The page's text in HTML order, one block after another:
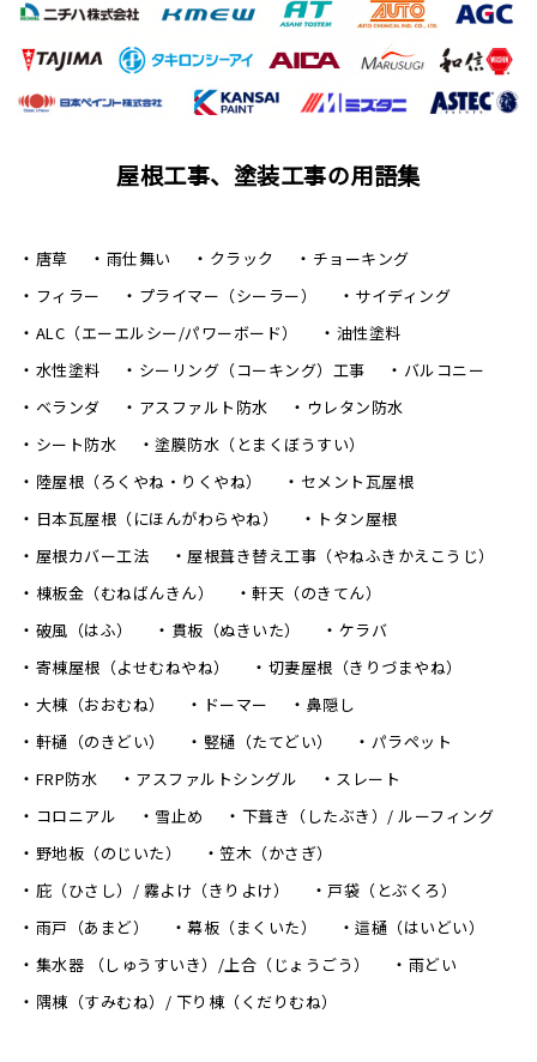
屋根工事、塗装工事の用語集
唐草 雨仕舞い クラック
チョーキング
フィラー
プライマー（シーラー）
サイディング
ALC（エーエルシー/パワーボード）
油性塗料
水性塗料
シーリング（コーキング）工事
バルコニー
ベランダ
アスファルト防水
ウレタン防水
シート防水
塗膜防水（とまくぼうすい）
陸屋根（ろくやね・りくやね）
セメント瓦屋根
日本瓦屋根（にほんがわらやね）
トタン屋根
屋根カバー工法
屋根葺き替え工事（やねふきかえこうじ）
棟板金（むねばんきん）
軒天（のきてん）
破風（はふ）
貫板（ぬきいた）
ケラバ
寄棟屋根（よせむねやね）
切妻屋根（きりづまやね）
大棟（おおむね）
ドーマー
鼻隠し
軒樋（のきどい）
竪樋（たてどい）
パラペット
FRP防水
アスファルトシングル
スレート
コロニアル
雪止め
下葺き（したぶき）/ ルーフィング
野地板（のじいた）
笠木（かさぎ）
庇（ひさし）/ 霧よけ（きりよけ）
戸袋（とぶくろ）
雨戸（あまど）
幕板（まくいた）
這樋（はいどい）
集水器 （しゅうすいき）/上合（じょうごう）
雨どい
隅棟（すみむね）/ 下り棟（くだりむね）